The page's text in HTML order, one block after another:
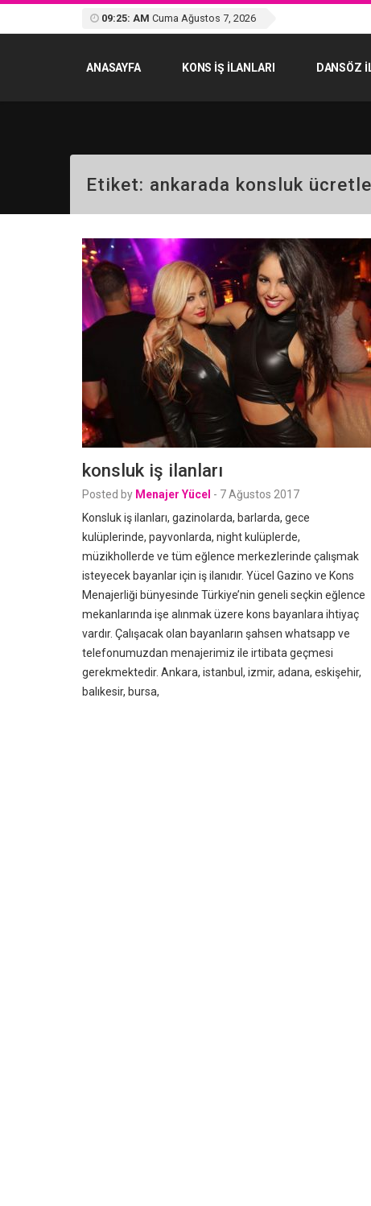
09:25: AM Cuma Ağustos 7, 2026
ANASAYFA KONS IŞ ILANLARI DANSÖZ
Etiket: ankarada konsluk
konsluk iş ilanları
Posted by Menajer Yücel - 7 Ağustos 2017
Konsluk iş ilanları, gazinolarda, barlarda, gece
kulüplerinde, payvonlarda, night kulüplerde,
müzikhollerde ve tüm eğlence merkezlerinde çalışmak
isteyecek bayanlar için iş ilanıdır. Yücel Gazino ve Kons
Menajerliği bünyesinde Türkiye’nin geneli seçkin eğlence
mekanlarında işe alınmak üzere kons bayanlara ihtiyaç
vardır. Çalışacak olan bayanların şahsen whatsapp ve
telefonumuzdan menajerimiz ile irtibata geçmesi
gerekmektedir. Ankara, istanbul, izmir, adana, eskişehir,
balıkesir, bursa,